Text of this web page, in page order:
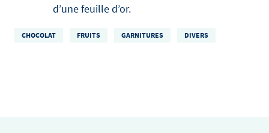
d’une feuille d’or.
CHOCOLAT FRUITS GARNITURES DIVERS